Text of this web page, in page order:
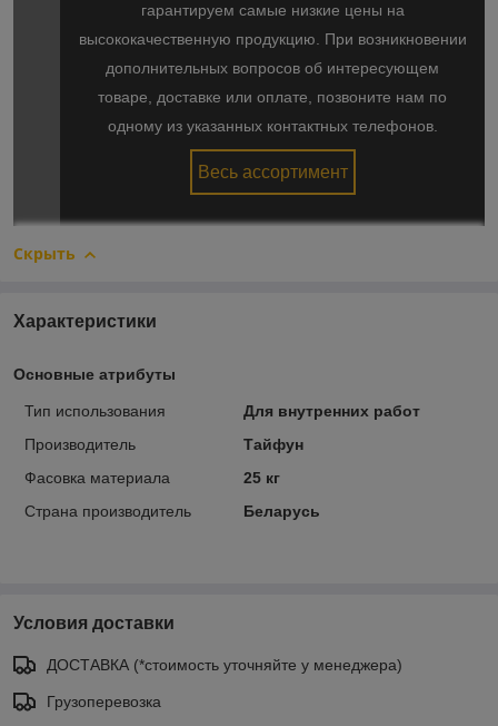
гарантируем самые низкие цены на
высококачественную продукцию. При возникновении
дополнительных вопросов об интересующем
товаре, доставке или оплате, позвоните нам по
одному из указанных контактных телефонов.
Весь ассортимент
Скрыть
Характеристики
Основные атрибуты
Тип использования
Для внутренних работ
Производитель
Тайфун
Фасовка материала
25 кг
Страна производитель
Беларусь
Условия доставки
ДОСТАВКА (*стоимость уточняйте у менеджера)
Грузоперевозка